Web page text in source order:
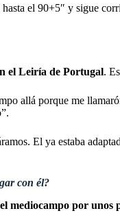
el 90+5″ y sigue
el Leiría de Portugal.
allá porque me
El ya estaba
con él?
mediocampo por unos